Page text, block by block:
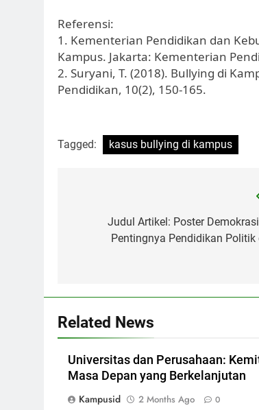
Referensi:
1. Kementerian Pendidikan dan
Kampus. Jakarta: Kementerian
2. Suryani, T. (2018). Bullying di
Pendidikan, 10(2), 150-165.
Tagged: kasus bullying di kampus
navigation
Judul Artikel: Poster
Pentingnya Pendidikan Politik
Related News
Universitas dan Perusahaan:
Masa Depan yang Berkelanjutan
Kampusid
2 Months Ago 0